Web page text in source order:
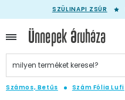
SZÜLINAPI ZSÚR
Számos, Betűs Szám Fólia Lufi